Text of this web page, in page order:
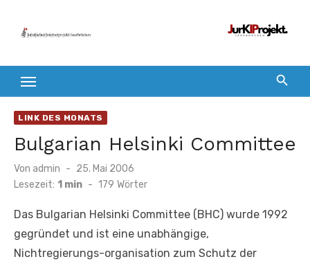
Inhalt
LINK DES MONATS
Bulgarian Helsinki Committee
Von admin
Veröffentlicht
am
25. Mai 2006
Lesezeit: 1 min - 179 Wörter
Das Bulgarian Helsinki Committee (BHC) wurde 1992
gegründet und ist eine unabhängige,
Nichtregierungs-organisation zum Schutz der